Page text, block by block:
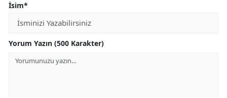
İsim*
Yorum Yazın (500 Karakter)